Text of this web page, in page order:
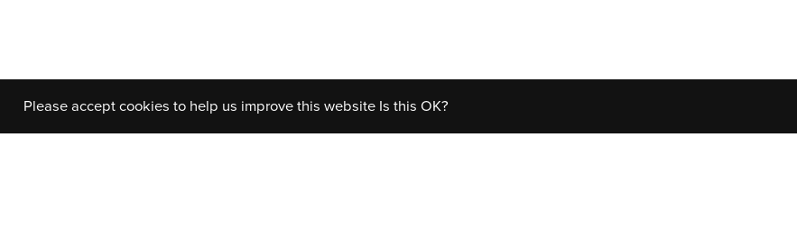
Please accept cookies to help us improve this website Is this OK?